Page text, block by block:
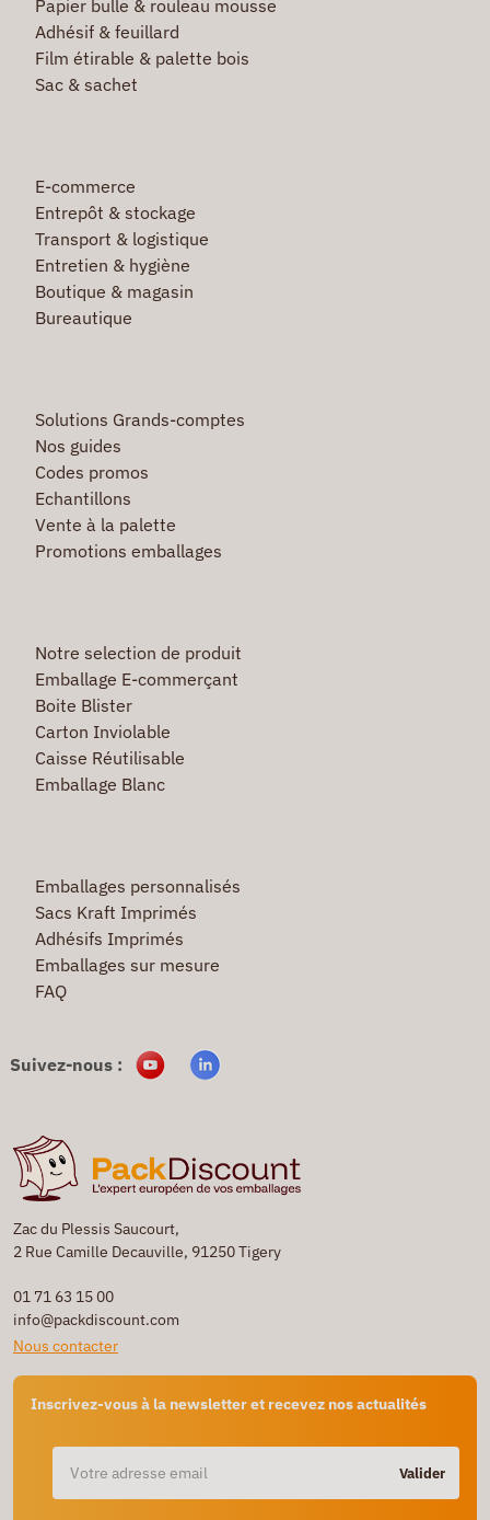
Zac du Plessis Saucourt,
2 Rue Camille Decauville, 91250 Tigery
01 71 63 15 00
info@packdiscount.com
Nous contacter
Inscrivez-vous à la newsletter et recevez nos actualités
Valider
Papier bulle & rouleau mousse
Adhésif & feuillard
Film étirable & palette bois
Sac & sachet
E-commerce
Entrepôt & stockage
Transport & logistique
Entretien & hygiène
Boutique & magasin
Bureautique
Solutions Grands-comptes
Nos guides
Codes promos
Echantillons
Vente à la palette
Promotions emballages
Notre selection de produit
Emballage E-commerçant
Boite Blister
Carton Inviolable
Caisse Réutilisable
Emballage Blanc
Emballages personnalisés
Sacs Kraft Imprimés
Adhésifs Imprimés
Emballages sur mesure
FAQ
Suivez-nous :